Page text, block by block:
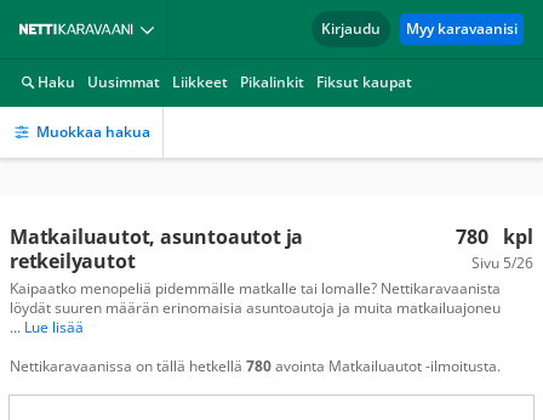
Kirjaudu Myy karavaanisi
Haku Uusimmat Liikkeet Pikalinkit Fiksut kaupat
Muokkaa hakua
780 kpl
Sivu 5/26
Matkailuautot, asuntoautot ja
retkeilyautot
Kaipaatko menopeliä pidemmälle matkalle tai lomalle? Nettikaravaanista
löydät suuren määrän erinomaisia asuntoautoja ja muita matkailuajoneu
... Lue lisää
Nettikaravaanissa on tällä hetkellä 780avointa Matkailuautot -ilmoitusta.